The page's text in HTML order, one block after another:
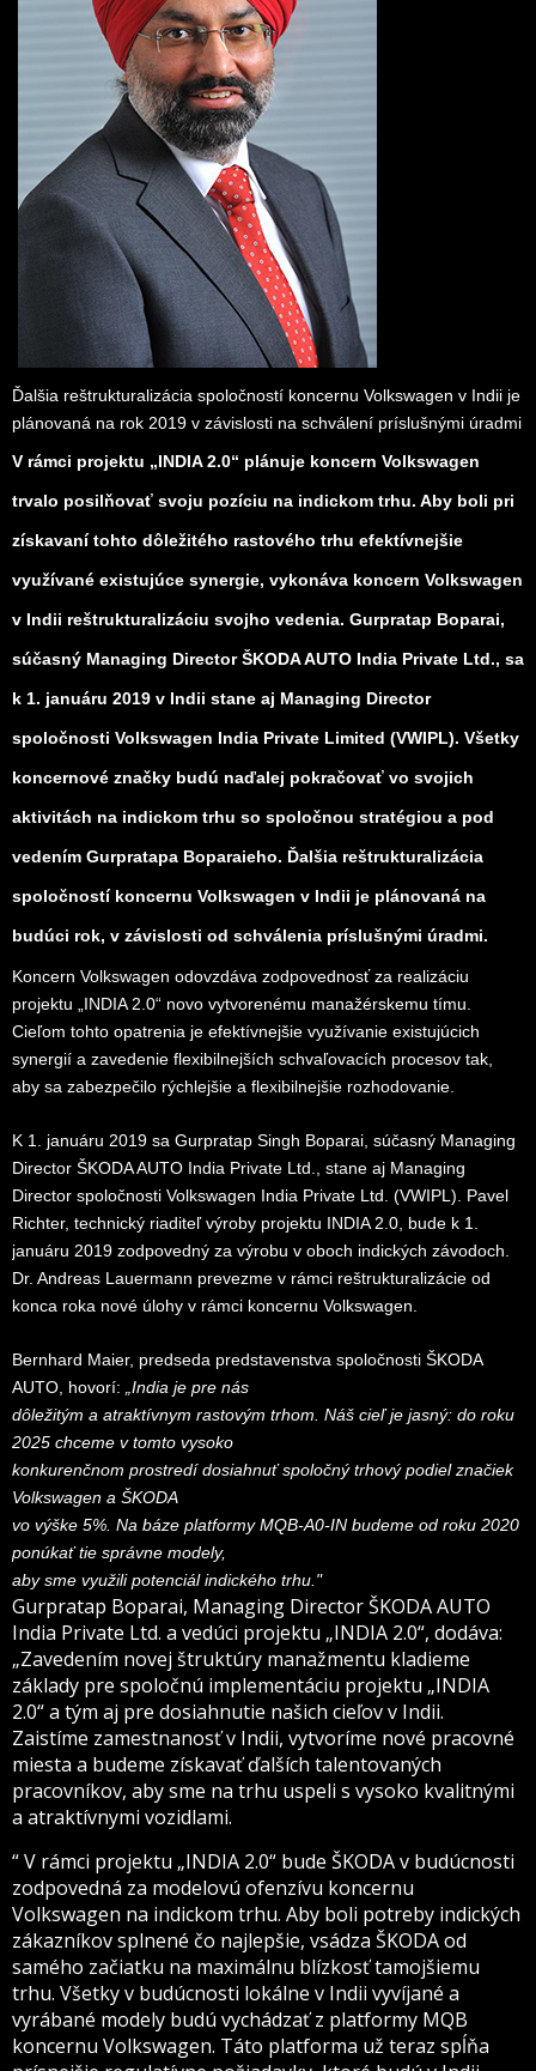
Ďalšia reštrukturalizácia spoločností koncernu Volkswagen v Indii je
plánovaná na rok 2019 v závislosti na schválení príslušnými úradmi
V rámci projektu „INDIA 2.0“ plánuje koncern Volkswagen
trvalo posilňovať svoju pozíciu na indickom trhu. Aby boli pri
získavaní tohto dôležitého rastového trhu efektívnejšie
využívané existujúce synergie, vykonáva koncern Volkswagen
v Indii reštrukturalizáciu svojho vedenia. Gurpratap Boparai,
súčasný Managing Director ŠKODA AUTO India Private Ltd., sa
k 1. januáru 2019 v Indii stane aj Managing Director
spoločnosti Volkswagen India Private Limited (VWIPL). Všetky
koncernové značky budú naďalej pokračovať vo svojich
aktivitách na indickom trhu so spoločnou stratégiou a pod
vedením Gurpratapa Boparaieho. Ďalšia reštrukturalizácia
spoločností koncernu Volkswagen v Indii je plánovaná na
budúci rok, v závislosti od schválenia príslušnými úradmi.
Koncern Volkswagen odovzdáva zodpovednosť za realizáciu
projektu „INDIA 2.0“ novo vytvorenému manažérskemu tímu.
Cieľom tohto opatrenia je efektívnejšie využívanie existujúcich
synergií a zavedenie flexibilnejších schvaľovacích procesov tak,
aby sa zabezpečilo rýchlejšie a flexibilnejšie rozhodovanie.
K 1. januáru 2019 sa Gurpratap Singh Boparai, súčasný Managing
Director ŠKODA AUTO India Private Ltd., stane aj Managing
Director spoločnosti Volkswagen India Private Ltd. (VWIPL). Pavel
Richter, technický riaditeľ výroby projektu INDIA 2.0, bude k 1.
januáru 2019 zodpovedný za výrobu v oboch indických závodoch.
Dr. Andreas Lauermann prevezme v rámci reštrukturalizácie od
konca roka nové úlohy v rámci koncernu Volkswagen.
Bernhard Maier, predseda predstavenstva spoločnosti ŠKODA
AUTO, hovorí:
„India je pre nás
dôležitým a atraktívnym rastovým trhom. Náš cieľ je jasný: do roku
2025 chceme v tomto vysoko
konkurenčnom prostredí dosiahnuť spoločný trhový podiel značiek
Volkswagen a ŠKODA
vo výške 5%. Na báze platformy MQB-A0-IN budeme od roku 2020
ponúkať tie správne modely,
aby sme využili potenciál indického trhu."
Gurpratap Boparai, Managing Director ŠKODA AUTO
India Private Ltd. a vedúci projektu „INDIA 2.0“, dodáva:
„Zavedením novej štruktúry manažmentu kladieme
základy pre spoločnú implementáciu projektu „INDIA
2.0“ a tým aj pre dosiahnutie našich cieľov v Indii.
Zaistíme zamestnanosť v Indii, vytvoríme nové pracovné
miesta a budeme získavať ďalších talentovaných
pracovníkov, aby sme na trhu uspeli s vysoko kvalitnými
a atraktívnymi vozidlami.
“ V rámci projektu „INDIA 2.0“ bude ŠKODA v budúcnosti
zodpovedná za modelovú ofenzívu koncernu
Volkswagen na indickom trhu. Aby boli potreby indických
zákazníkov splnené čo najlepšie, vsádza ŠKODA od
samého začiatku na maximálnu blízkosť tamojšiemu
trhu. Všetky v budúcnosti lokálne v Indii vyvíjané a
vyrábané modely budú vychádzať z platformy MQB
koncernu Volkswagen. Táto platforma už teraz spĺňa